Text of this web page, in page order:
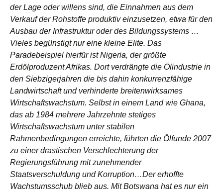
der Lage oder willens sind, die Einnahmen aus dem
Verkauf der Rohstoffe produktiv einzusetzen, etwa für den
Ausbau der Infrastruktur oder des Bildungssystems …
Vieles begünstigt nur eine kleine Elite. Das
Paradebeispiel hierfür ist Nigeria, der größte
Erdölproduzent Afrikas. Dort verdrängte die Ölindustrie in
den Siebzigerjahren die bis dahin konkurrenzfähige
Landwirtschaft und verhinderte breitenwirksames
Wirtschaftswachstum. Selbst in einem Land wie Ghana,
das ab 1984 mehrere Jahrzehnte stetiges
Wirtschaftswachstum unter stabilen
Rahmenbedingungen erreichte, führten die Ölfunde 2007
zu einer drastischen Verschlechterung der
Regierungsführung mit zunehmender
Staatsverschuldung und Korruption…Der erhoffte
Wachstumsschub blieb aus. Mit Botswana hat es nur ein